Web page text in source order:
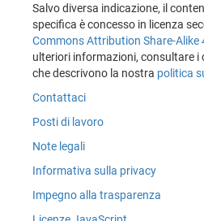
Salvo diversa indicazione, il
specifica è concesso in licenza
Commons Attribution Share-Alike
ulteriori informazioni, consultare i
che descrivono la nostra politica
Contattaci
Posti di lavoro
Note legali
Informativa sulla privacy
Impegno alla trasparenza